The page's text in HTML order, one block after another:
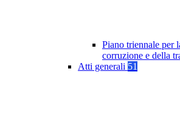
Piano triennale per
corruzione e della
Atti generali 51